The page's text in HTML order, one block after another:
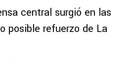
central surgió en las
posible refuerzo de La